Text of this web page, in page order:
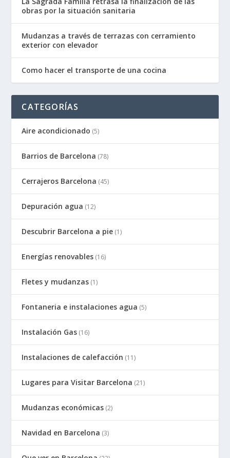
obras por la situación sanitaria
Mudanzas a través de terrazas con cerramiento
exterior con elevador
Como hacer el transporte de una cocina
CATEGORÍAS
Aire acondicionado (5)
Barrios de Barcelona (78)
Cerrajeros Barcelona (45)
Depuración agua (12)
Descubrir Barcelona a pie (1)
Energías renovables (16)
Fletes y mudanzas (1)
Fontaneria e instalaciones agua (5)
Instalación Gas (16)
Instalaciones de calefacción (11)
Lugares para Visitar Barcelona (21)
Mudanzas económicas (2)
Navidad en Barcelona (3)